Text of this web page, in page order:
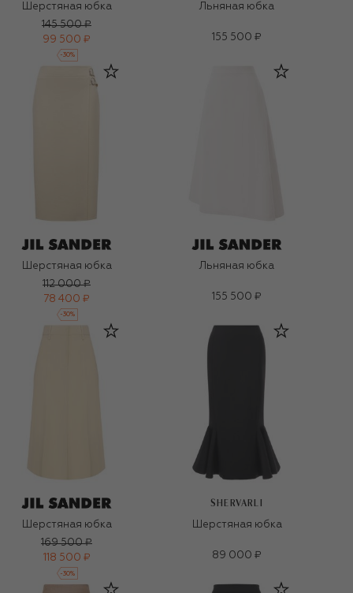
Шерстяная юбка
145 500 ₽
99 500 ₽
-30%
Льняная юбка
155 500 ₽
Шерстяная юбка
112 000 ₽
78 400 ₽
-30%
Льняная юбка
155 500 ₽
Шерстяная юбка
169 500 ₽
118 500 ₽
-30%
SHERVARLI
Шерстяная юбка
89 000 ₽